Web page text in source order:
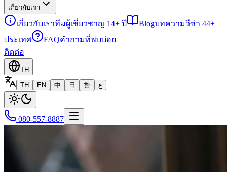
เกี่ยวกับเรา
เกี่ยวกับเราทีมผู้เชี่ยวชาญ 14+ ปี Blogบทความวีซ่า 44+
ประเทศ
FAQคำถามที่พบบ่อย
ติดต่อ
TH
TH
EN 中 日 한 ع
080-557-8887